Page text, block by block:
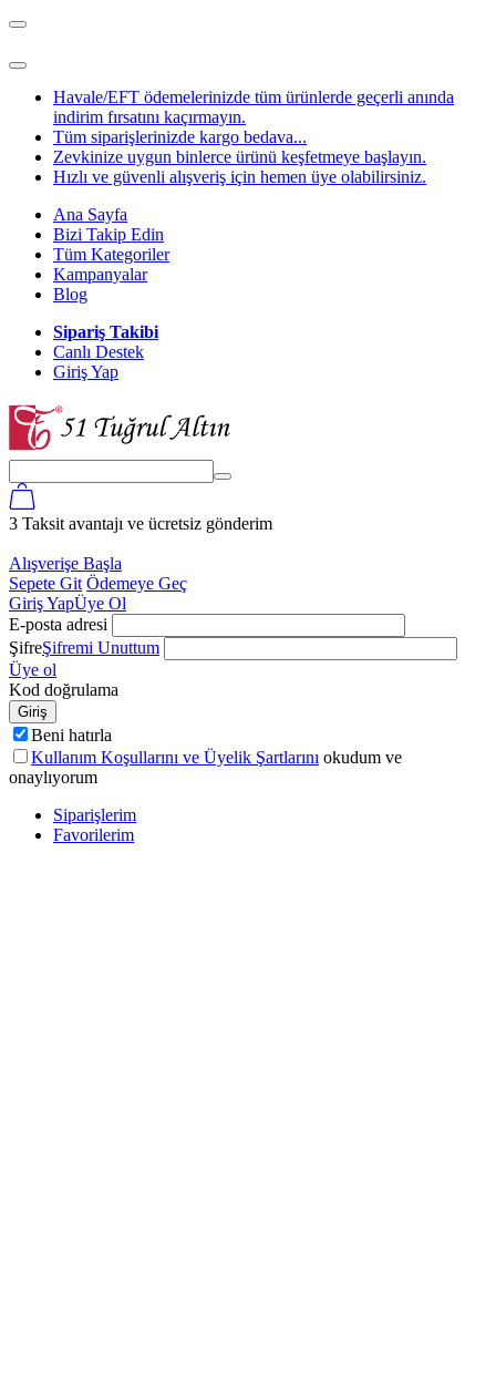
Havale/EFT ödemelerinizde tüm ürünlerde geçerli anında
indirim fırsatını kaçırmayın.
Tüm siparişlerinizde kargo bedava...
Zevkinize uygun binlerce ürünü keşfetmeye başlayın.
Hızlı ve güvenli alışveriş için hemen üye olabilirsiniz.
Ana Sayfa
Bizi Takip Edin
Tüm Kategoriler
Kampanyalar
Blog
Sipariş Takibi
Canlı Destek
Giriş Yap
3 Taksit avantajı ve ücretsiz gönderim
Alışverişe Başla
Sepete Git Ödemeye Geç
Giriş YapÜye Ol
E-posta adresi
ŞifreŞifremi Unuttum
Üye ol
Kod doğrulama
Giriş
Beni hatırla
Kullanım Koşullarını ve Üyelik Şartlarını okudum ve
onaylıyorum
Siparişlerim
Favorilerim